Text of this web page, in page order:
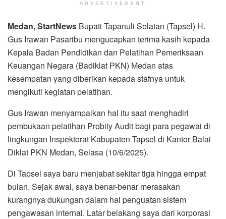
ADVERTISEMENT
Medan, StartNews Bupati Tapanuli Selatan (Tapsel) H.
Gus Irawan Pasaribu mengucapkan terima kasih kepada
Kepala Badan Pendidikan dan Pelatihan Pemeriksaan
Keuangan Negara (Badiklat PKN) Medan atas
kesempatan yang diberikan kepada stafnya untuk
mengikuti kegiatan pelatihan.
Gus Irawan menyampaikan hal itu saat menghadiri
pembukaan pelatihan Probity Audit bagi para pegawai di
lingkungan Inspektorat Kabupaten Tapsel di Kantor Balai
Diklat PKN Medan, Selasa (10/6/2025).
Di Tapsel saya baru menjabat sekitar tiga hingga empat
bulan. Sejak awal, saya benar-benar merasakan
kurangnya dukungan dalam hal penguatan sistem
pengawasan internal. Latar belakang saya dari korporasi